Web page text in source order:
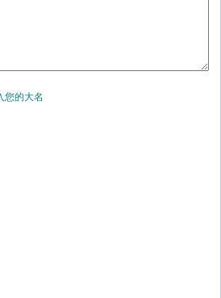
您的大名